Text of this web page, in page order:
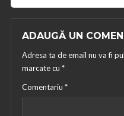
ADAUGĂ UN
Adresa ta de email nu va fi
marcate cu *
Comentariu *